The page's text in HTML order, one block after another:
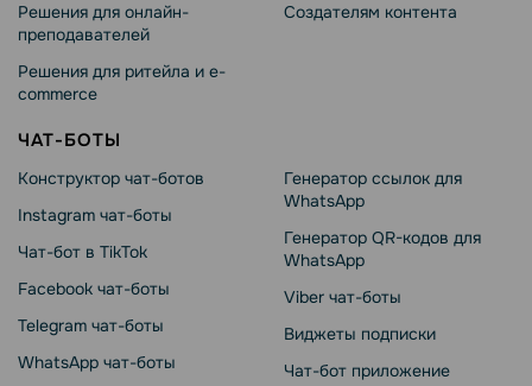
Решения для онлайн-
преподавателей
Решения для ритейла и e-
commerce
Создателям контента
ЧАТ-БОТЫ
Конструктор чат-ботов
Instagram чат-боты
Чат-бот в TikTok
Facebook чат-боты
Telegram чат-боты
WhatsApp чат-боты
Генератор ссылок для
WhatsApp
Генератор QR-кодов для
WhatsApp
Viber чат-боты
Виджеты подписки
Чат-бот приложение